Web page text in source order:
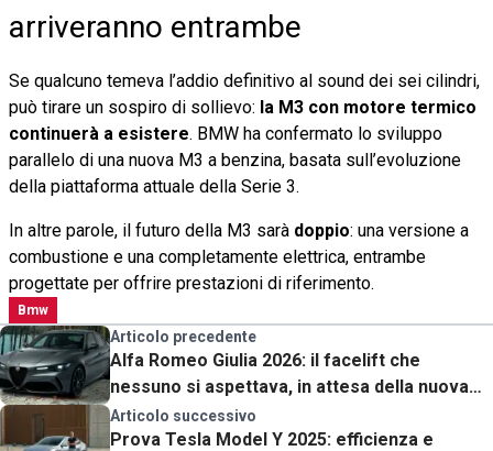
arriveranno entrambe
Se qualcuno temeva l’addio definitivo al sound dei sei cilindri,
può tirare un sospiro di sollievo: la M3 con motore termico
continuerà a esistere. BMW ha confermato lo sviluppo
parallelo di una nuova M3 a benzina, basata sull’evoluzione
della piattaforma attuale della Serie 3.
In altre parole, il futuro della M3 sarà doppio: una versione a
combustione e una completamente elettrica, entrambe
progettate per offrire prestazioni di riferimento.
Bmw
Articolo precedente
Alfa Romeo Giulia 2026: il facelift che
nessuno si aspettava, in attesa della nuova
generazione?
Articolo successivo
Prova Tesla Model Y 2025: efficienza e